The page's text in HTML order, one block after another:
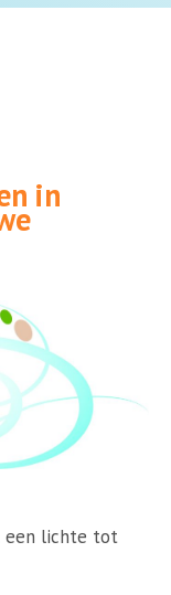
in
een lichte tot